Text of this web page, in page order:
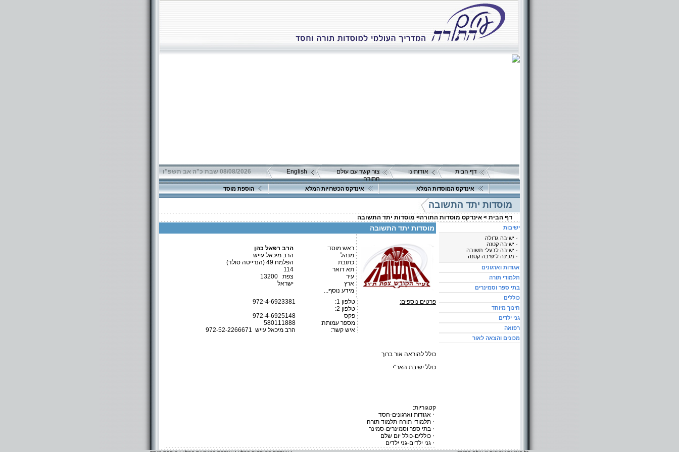
דף הבית אודותינו
צור קשר עם עולם
התורה
English 08/08/2026 שבת כ"ה אב תשפ"ו
אינדקס המוסדות המלא אינדקס הכשרויות המלא הוספת מוסד
מוסדות יתד התשובה
דף הבית > אינדקס מוסדות התורה> מוסדות יתד התשובה
מוסדות יתד התשובה
ראש מוסד:
הרב רפאל כהן
מנהל
הרב מיכאל עייש
כתובת
הפלמח 49 (הנרייטה סולד)
תא דואר
114
עיר
צפת 13200
ארץ
ישראל
מידע נוסף...
פרטים נוספים:
טלפון 1:
טלפון 2:
פקס
מספר עמותה:
איש קשר:
972-4-6923381
972-4-6925148
580111888
הרב מיכאל עייש 972-52-2266671
כולל להוראה אור ברוך
כולל ישיבת האר"י
קטגוריות:
אגודות וארגונים-חסד
תלמודי תורה-תלמוד תורה
בתי ספר וסמינרים-סמינר
כוללים-כולל יום שלם
גני ילדים-גני ילדים
ישיבות
ישיבה גדולה
ישיבה קטנה
ישיבה לבעלי תשובה
מכינה לישיבה קטנה
אגודות וארגונים
תלמודי תורה
בתי ספר וסמינרים
כוללים
חינוך מיוחד
גני ילדים
רפואה
מכונים והצאה לאור